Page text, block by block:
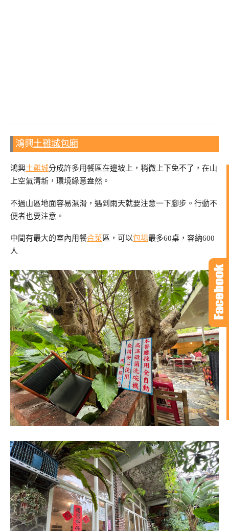
鴻興土雞城包廂
鴻興土雞城分成許多用餐區在邊坡上，稍微上下免不了，在山
上空氣清新，環境綠意盎然。
不過山區地面容易濕滑，遇到雨天就要注意一下腳步。行動不
便者也要注意。
中間有最大的室內用餐合菜區，可以包場最多60桌，容納600
人